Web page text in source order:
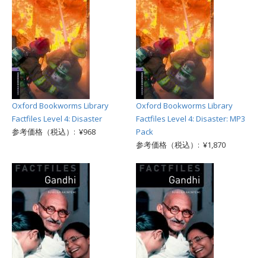
Oxford Bookworms Library
Factfiles Level 4: Disaster
参考価格（税込）: ¥968
Oxford Bookworms Library
Factfiles Level 4: Disaster: MP3
Pack
参考価格（税込）: ¥1,870